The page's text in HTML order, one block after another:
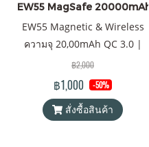
EW55 MagSafe 20000mAh
EW55 Magnetic & Wireless
ความจุ 20,00mAh QC 3.0 |
PD 20W แบตเตอรี่สำรองไร้
สายระบบแม่เหล็ก พาวเวอร์
แบงค์ & Wireless Charger
Orsen by Eloop ของแท้ 100%
฿2,000
฿1,000 -50%
สั่งซื้อสินค้า